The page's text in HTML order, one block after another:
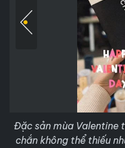
Đặc sản mùa Valentine
chắn không thể thiếu